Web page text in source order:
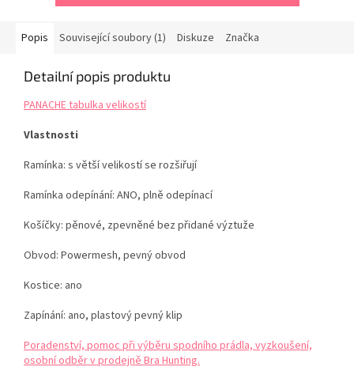
Popis Související soubory (1) Diskuze Značka
Detailní popis produktu
PANACHE tabulka velikostí
Vlastnosti
Ramínka: s větší velikostí se rozšiřují
Ramínka odepínání: ANO, plně odepínací
Košíčky: pěnové, zpevněné bez přidané výztuže
Obvod: Powermesh, pevný obvod
Kostice: ano
Zapínání: ano, plastový pevný klip
Poradenství, pomoc při výběru spodního prádla, vyzkoušení,
osobní odběr v prodejně Bra Hunting.